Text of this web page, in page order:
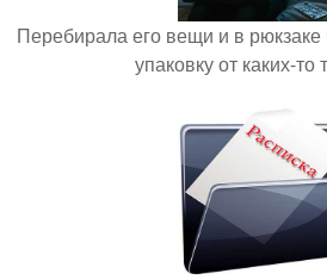
Перебирала его вещи и в рюкзаке
упаковку от каких-то